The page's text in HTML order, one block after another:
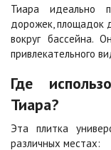
Цена по
Сорренто
Цена по
Тиара идеально
дорожек, площадок
вокруг бассейна.
привлекательного
Где
Тиара?
Эта плитка
различных местах: